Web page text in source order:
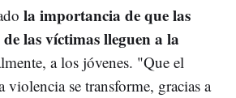
la importancia de que las
las víctimas lleguen a la
a los jóvenes. "Que el
se transforme, gracias a